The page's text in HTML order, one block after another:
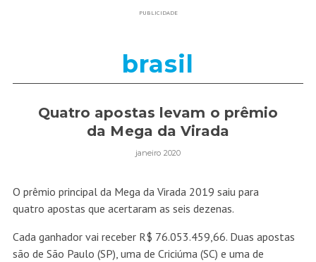
PUBLICIDADE
brasil
Quatro apostas levam o prêmio
da Mega da Virada
janeiro 2020
O prêmio principal da Mega da Virada 2019 saiu para
quatro apostas que acertaram as seis dezenas.
Cada ganhador vai receber R$ 76.053.459,66. Duas apostas
são de São Paulo (SP), uma de Criciúma (SC) e uma de